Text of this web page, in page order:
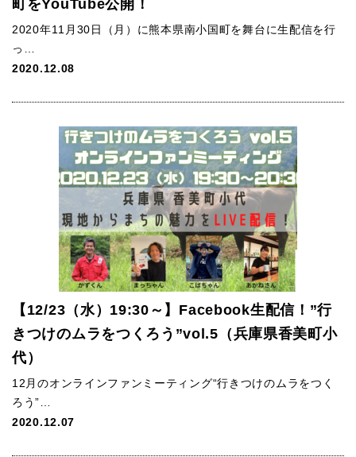
町をYouTube公開！
2020年11月30日（月）に熊本県南小国町を舞台に生配信を行
っ…
2020.12.08
【12/23（水）19:30～】Facebook生配信！”行
きつけのムラをつくろう”vol.5（兵庫県香美町小
代）
12月のオンラインファンミーティング“行きつけのムラをつく
ろう”…
2020.12.07